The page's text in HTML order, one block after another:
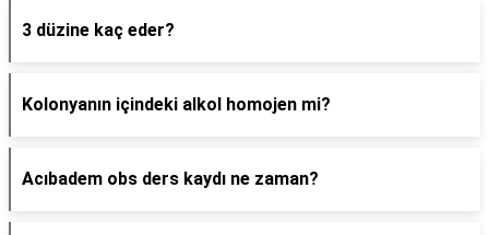
3 düzine kaç eder?
Kolonyanın içindeki alkol homojen mi?
Acıbadem obs ders kaydı ne zaman?